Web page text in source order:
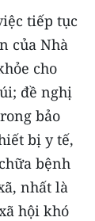
tiếp tục
của Nhà
cho
đề nghị
bảo
bị y tế,
bệnh
nhất là
hội khó